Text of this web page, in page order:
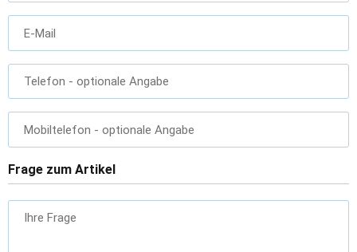
E-Mail
Telefon - optionale Angabe
Mobiltelefon - optionale Angabe
Frage zum Artikel
Ihre Frage